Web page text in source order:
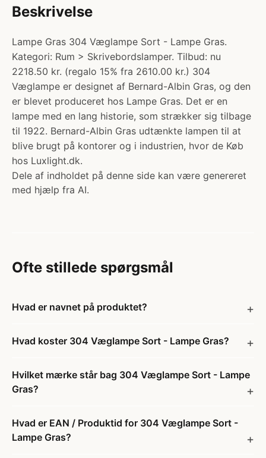
Beskrivelse
Lampe Gras 304 Væglampe Sort - Lampe Gras.
Kategori: Rum > Skrivebordslamper. Tilbud: nu
2218.50 kr. (regalo 15% fra 2610.00 kr.) 304
Væglampe er designet af Bernard-Albin Gras, og den
er blevet produceret hos Lampe Gras. Det er en
lampe med en lang historie, som strækker sig tilbage
til 1922. Bernard-Albin Gras udtænkte lampen til at
blive brugt på kontorer og i industrien, hvor de Køb
hos Luxlight.dk.
Dele af indholdet på denne side kan være genereret
med hjælp fra AI.
Ofte stillede spørgsmål
Hvad er navnet på produktet?
Hvad koster 304 Væglampe Sort - Lampe Gras?
Hvilket mærke står bag 304 Væglampe Sort - Lampe
Gras?
Hvad er EAN / Produktid for 304 Væglampe Sort -
Lampe Gras?